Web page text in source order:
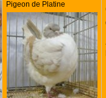
Pigeon de Platine